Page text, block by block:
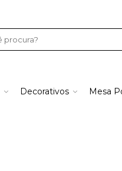
Decorativos Mesa